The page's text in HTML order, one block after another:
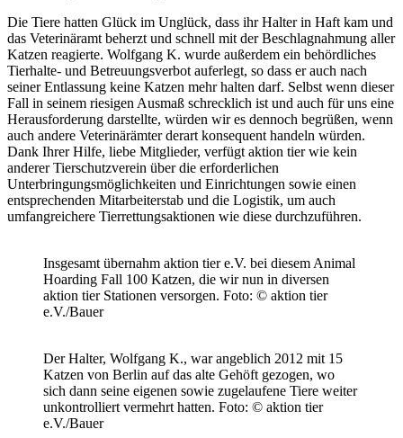
Die Tiere hatten Glück im Unglück, dass ihr Halter in Haft kam und
das Veterinäramt beherzt und schnell mit der Beschlagnahmung aller
Katzen reagierte. Wolfgang K. wurde außerdem ein behördliches
Tierhalte- und Betreuungsverbot auferlegt, so dass er auch nach
seiner Entlassung keine Katzen mehr halten darf. Selbst wenn dieser
Fall in seinem riesigen Ausmaß schrecklich ist und auch für uns eine
Herausforderung darstellte, würden wir es dennoch begrüßen, wenn
auch andere Veterinärämter derart konsequent handeln würden.
Dank Ihrer Hilfe, liebe Mitglieder, verfügt aktion tier wie kein
anderer Tierschutzverein über die erforderlichen
Unterbringungsmöglichkeiten und Einrichtungen sowie einen
entsprechenden Mitarbeiterstab und die Logistik, um auch
umfangreichere Tierrettungsaktionen wie diese durchzuführen.
Insgesamt übernahm aktion tier e.V. bei diesem Animal
Hoarding Fall 100 Katzen, die wir nun in diversen
aktion tier Stationen versorgen. Foto: © aktion tier
e.V./Bauer
Der Halter, Wolfgang K., war angeblich 2012 mit 15
Katzen von Berlin auf das alte Gehöft gezogen, wo
sich dann seine eigenen sowie zugelaufene Tiere weiter
unkontrolliert vermehrt hatten. Foto: © aktion tier
e.V./Bauer